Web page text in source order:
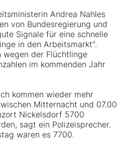
Andrea Nahles
von Bundesregierung und
Signale für eine schnelle
in den Arbeitsmarkt".
wegen der Flüchtlinge
im kommenden Jahr
kommen wieder mehr
Mitternacht und 07.00
Nickelsdorf 5700
sagt ein Polizeisprecher.
waren es 7700.